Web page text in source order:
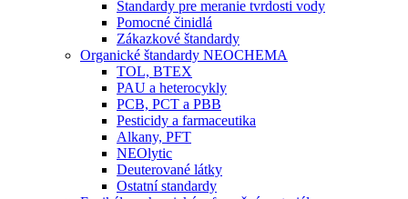
Štandardy pre meranie tvrdosti vody
Pomocné činidlá
Zákazkové štandardy
Organické štandardy NEOCHEMA
TOL, BTEX
PAU a heterocykly
PCB, PCT a PBB
Pesticidy a farmaceutika
Alkany, PFT
NEOlytic
Deuterované látky
Ostatní standardy